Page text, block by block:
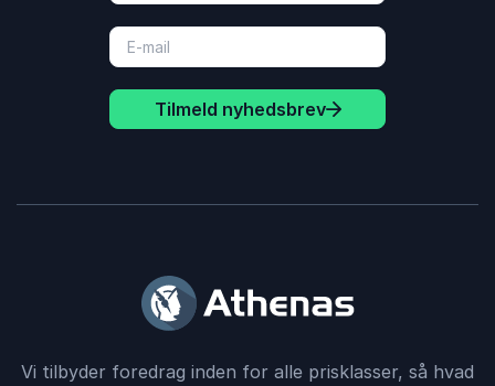
Tilmeld nyhedsbrev
Vi tilbyder foredrag inden for alle prisklasser, så hvad